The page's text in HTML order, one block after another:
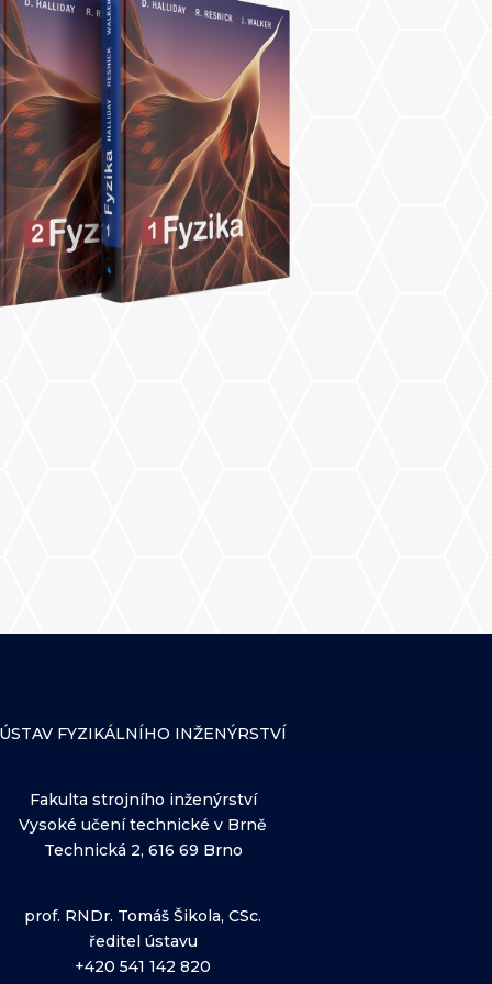
ÚSTAV FYZIKÁLNÍHO INŽENÝRSTVÍ
Fakulta strojního inženýrství
Vysoké učení technické v Brně
Technická 2, 616 69 Brno
prof. RNDr. Tomáš Šikola, CSc.
ředitel ústavu
+420 541 142 820